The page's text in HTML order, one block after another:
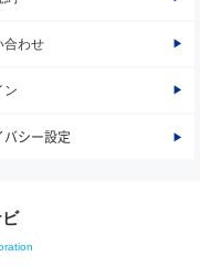
合わせ
ン
バシー設定